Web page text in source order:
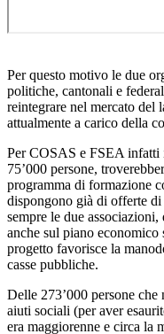
Per questo motivo le due
politiche, cantonali e
reintegrare nel mercato
attualmente a carico della
Per COSAS e FSEA infatti
75’000 persone,
programma di formazione
dispongono già di offerte
sempre le due
anche sul piano
progetto favorisce la
casse pubbliche.
Delle 273’000 persone
aiuti sociali (per aver
era maggiorenne e circa la